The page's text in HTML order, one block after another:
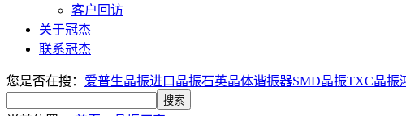
客户回访
关于冠杰
联系冠杰
您是否在搜： 爱普生晶振进口晶振石英晶体谐振器SMD晶振TXC晶振